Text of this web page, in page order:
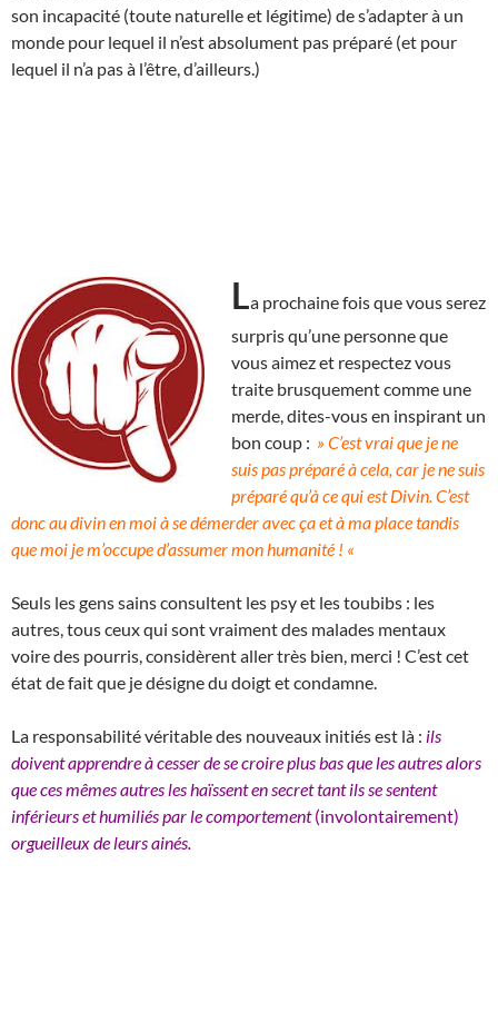
son incapacité (toute naturelle et légitime) de s’adapter à un
monde pour lequel il n’est absolument pas préparé (et pour
lequel il n’a pas à l’être, d’ailleurs.)
La prochaine fois que vous serez
surpris qu’une personne que
vous aimez et respectez vous
traite brusquement comme une
merde, dites-vous en inspirant un
bon coup : » C’est vrai que je ne
suis pas préparé à cela, car je ne suis
préparé qu’à ce qui est Divin. C’est
donc au divin en moi à se démerder avec ça et à ma place tandis
que moi je m’occupe d’assumer mon humanité ! «
Seuls les gens sains consultent les psy et les toubibs : les
autres, tous ceux qui sont vraiment des malades mentaux
voire des pourris, considèrent aller très bien, merci ! C’est cet
état de fait que je désigne du doigt et condamne.
La responsabilité véritable des nouveaux initiés est là : ils
doivent apprendre à cesser de se croire plus bas que les autres alors
que ces mêmes autres les haïssent en secret tant ils se sentent
inférieurs et humiliés par le comportement(involontairement)
orgueilleux de leurs ainés.